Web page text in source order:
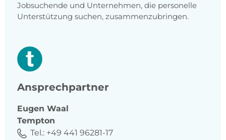
Jobsuchende und Unternehmen, die personelle
Unterstützung suchen, zusammenzubringen.
Ansprechpartner
Eugen Waal
Tempton
Tel.: +49 441 96281-17